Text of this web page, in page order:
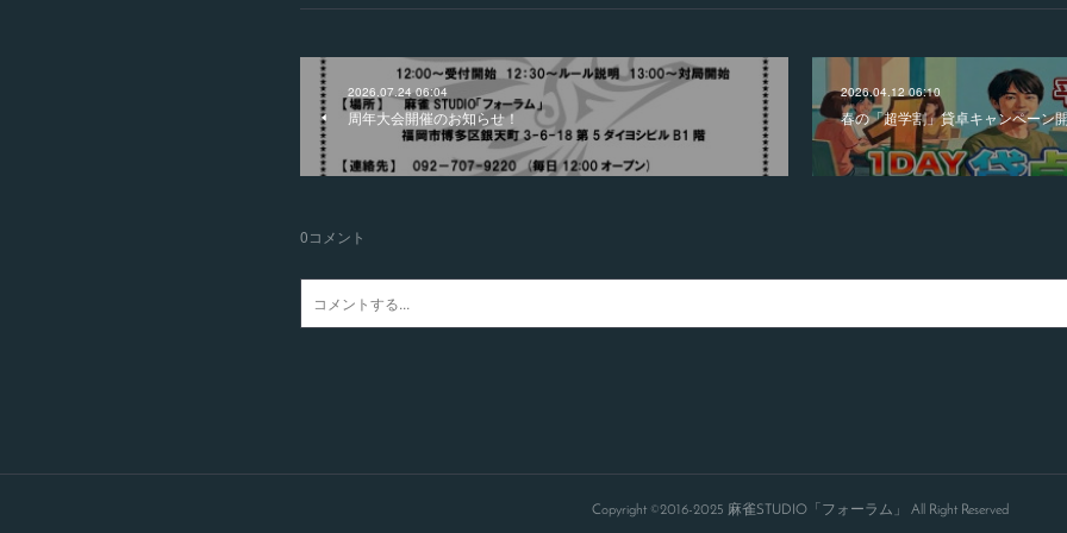
2026.07.24 06:04
周年大会開催のお知らせ！
2026.04.12 06:10
春の「超学割」貸卓キャンペーン
0コメント
Copyright ©2016-2025 麻雀STUDIO「フォーラム」 All Right Reserved